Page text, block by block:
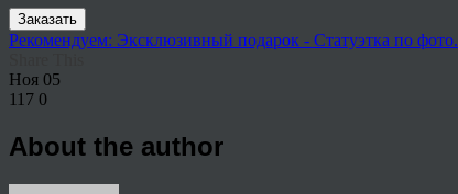
Заказать
Рекомендуем: Эксклюзивный подарок - Статуэтка по фото.
Ноя 05
117 0
About the author